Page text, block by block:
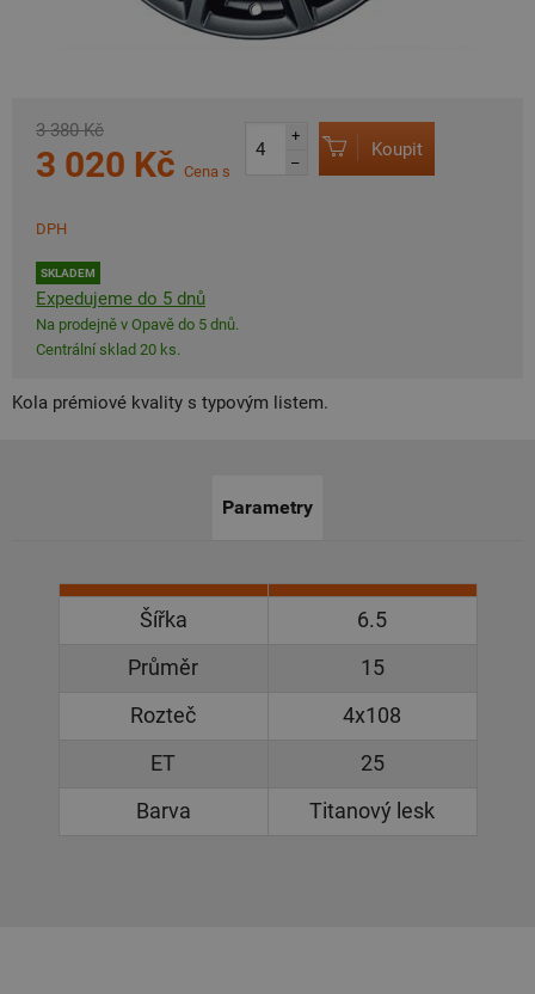
3 380 Kč
3 020 Kč Cena s
DPH
SKLADEM
Expedujeme do 5 dnů
Na prodejně v Opavě do 5 dnů.
Centrální sklad 20 ks.
+
–
Koupit
Kola prémiové kvality s typovým listem.
Parametry
Šířka
6.5
Průměr
15
Rozteč
4x108
ET
25
Barva
Titanový lesk